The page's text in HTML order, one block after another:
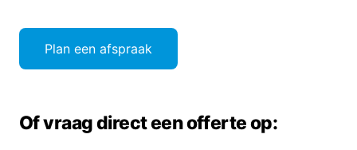
Plan een afspraak
Of vraag direct een offerte op: